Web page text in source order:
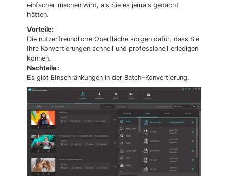
einfacher machen wird, als Sie es jemals gedacht
hätten.
Vorteile:
Die nutzerfreundliche Oberfläche sorgen dafür, dass Sie
Ihre Konvertierungen schnell und professionell erledigen
können.
Nachteile:
Es gibt Einschränkungen in der Batch-Konvertierung.